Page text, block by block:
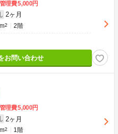
管理費5,000円
2ヶ月
2 2階
お問い合わせ
管理費5,000円
2ヶ月
2 1階